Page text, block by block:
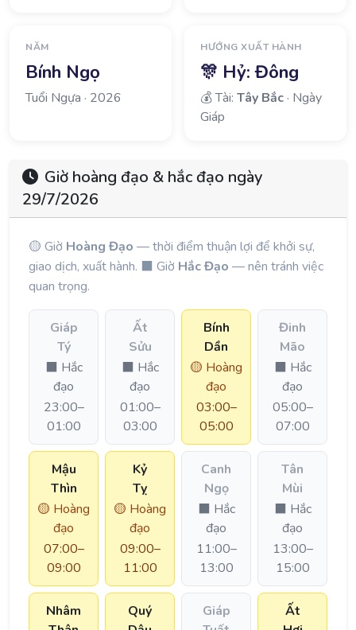
NĂM
Bính Ngọ
Tuổi Ngựa · 2026
HƯỚNG XUẤT HÀNH
🎊 Hỷ:Đông
💰 Tài: Tây Bắc · Ngày
Giáp
Giờ hoàng đạo & hắc đạo ngày
29/7/2026
🟡 Giờ Hoàng Đạo — thời điểm thuận lợi để khởi sự,
giao dịch, xuất hành. ⬛ Giờ Hắc Đạo — nên tránh việc
quan trọng.
Giáp
Tý
⬛ Hắc
đạo
23:00–
01:00
Ất
Sửu
⬛ Hắc
đạo
01:00–
03:00
Bính
Dần
🟡 Hoàng
đạo
03:00–
05:00
Đinh
Mão
⬛ Hắc
đạo
05:00–
07:00
Mậu
Thìn
🟡 Hoàng
đạo
07:00–
09:00
Kỷ
Tỵ
🟡 Hoàng
đạo
09:00–
11:00
Canh
Ngọ
⬛ Hắc
đạo
11:00–
13:00
Tân
Mùi
⬛ Hắc
đạo
13:00–
15:00
Nhâm
Quý
Giáp
Ất